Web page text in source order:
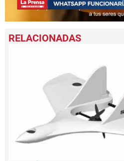
seconds
of